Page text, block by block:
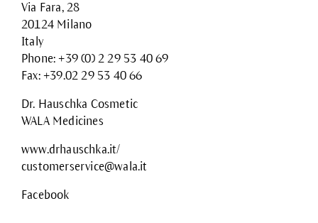
Via Fara, 28
20124 Milano
Italy
Phone: +39 (0) 2 29 53 40 69
Fax: +39.02 29 53 40 66
Dr. Hauschka Cosmetic
WALA Medicines
www.drhauschka.it/
customerservice@wala.it
Facebook